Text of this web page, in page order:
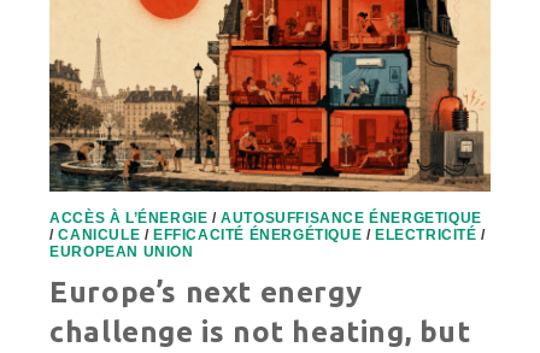
ACCÈS À L’ÉNERGIE /AUTOSUFFISANCE ÉNERGETIQUE
/CANICULE / EFFICACITÉ ÉNERGÉTIQUE / ELECTRICITÉ /
EUROPEAN UNION
Europe’s next energy
challenge is not heating, but